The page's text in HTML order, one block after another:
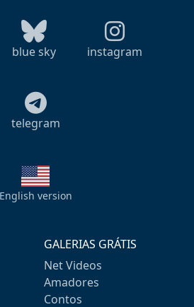
blue sky instagram
telegram
English version
GALERIAS GRÁTIS
Net Videos
Amadores
Contos